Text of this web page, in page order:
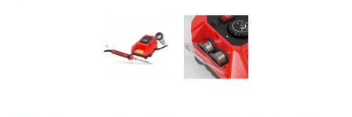
Miniaturi media Fahrenheit - Staţie de lipit cu cositor şi
Miniatură Fahrenheit - Staţie
Miniatură